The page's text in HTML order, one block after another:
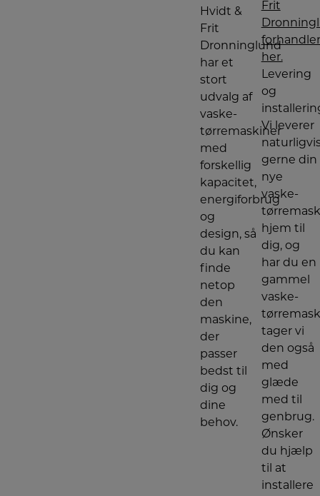
Hvidt &
Frit
Dronninglund
har et
stort
udvalg af
vaske-
tørremaskiner
med
forskellig
kapacitet,
energiforbrug
og
design, så
du kan
finde
netop
den
maskine,
der
passer
bedst til
dig og
dine
behov.
Frit
forhandler
her.
Levering
og
Vi leverer
gerne din
nye
vaske-
hjem til
dig, og
har du en
gammel
vaske-
tager vi
den også
med
glæde
med til
genbrug.
Ønsker
du hjælp
til at
installere